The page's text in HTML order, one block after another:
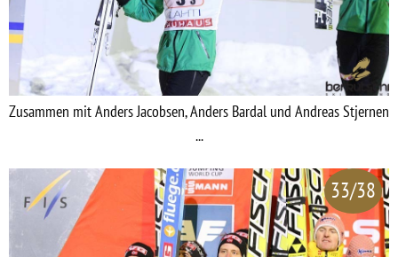
Zusammen mit Anders Jacobsen, Anders Bardal und Andreas Stjernen
...
33/38